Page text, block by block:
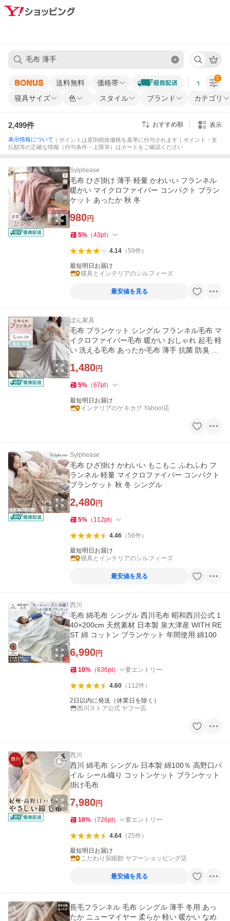
送料無料 価格帯 すべての条
寝具サイズ 色 スタイル ブランド カテゴリ
1
2,499件 おすすめ順 表示
表示情報について ｜ポイントは原則税抜価格を基準に付与されます｜ポイント・支
払額等の正確な情報（付与条件・上限等）はカートをご確認ください
Sylphease
毛布 ひざ掛け 薄手 軽量 かわいい フランネル
暖かい マイクロファイバー コンパクト ブラン
ケット あったか 秋 冬
980円
5% （43pt）
4.14（59件）
最短明日お届け
寝具とインテリアのシルフィーズ
最安値を見る
ぼん家具
毛布 ブランケット シングル フランネル毛布 マ
イクロファイバー毛布 暖かい おしゃれ 起毛 軽
い 洗える毛布 あったか毛布 薄手 抗菌 防臭 低
1,480円
5% （67pt）
最短明日お届け
インテリアのゲキカグ Yahoo!店
Sylphease
毛布 ひざ掛け かわいい もこもこ ふわふわ フ
ランネル 軽量 マイクロファイバー コンパクト
ブランケット 秋 冬 シングル
2,480円
5% （ 112pt）
4.46（56件）
最短明日お届け
寝具とインテリアのシルフィーズ
最安値を見る
西川
毛布 綿毛布 シングル 西川毛布 昭和西川公式 1
40×200cm 天然素材 日本製 泉大津産 WITH RE
ST 綿 コットン ブランケット 年間使用 綿100
6,990円
10% （636pt） 要エントリー
4.60（ 112件）
2日以内に発送（休業日を除く）
西川ストア公式 ヤフー店
西川
西川 綿毛布 シングル 日本製 綿100％ 高野口パ
イル シール織り コットンケット ブランケット
掛け毛布
7,980円
10% （726pt） 要エントリー
4.64（25件）
最短明日お届け
こだわり安眠館 ヤフーショッピング店
最安値を見る
長毛フランネル 毛布 シングル 薄手 冬用 あっ
たか ニューマイヤー 柔らか 軽い 暖かい なめ